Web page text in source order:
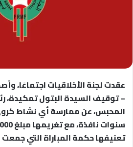
عقدت لجنة الأخلاقيات اجتماعًا،
– توقيف السيدة البتول تمكيدة،
تعنيفها حكمة المباراة التي جمعت